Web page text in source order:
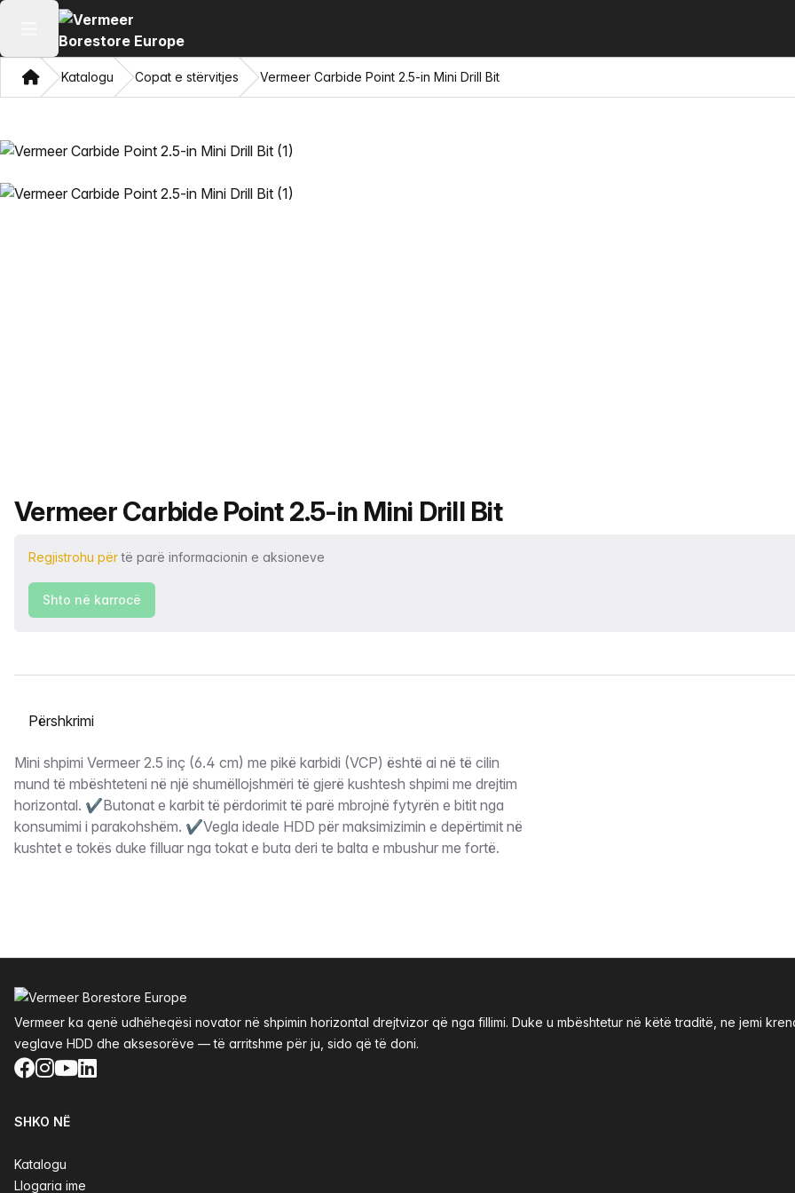
Hap menunë kryesore
ShqipKatalogu Copat e stërvitjes Vermeer Carbide Point 2.5-in Mini Drill Bit
Emri i produktit
Vermeer Carbide Point 2.5-in Mini Drill Bit
Regjistrohu përtë parë informacionin e aksioneve
Shto në karrocë
Zgjidh një skedë
Përshkrimi
Mini shpimi Vermeer 2.5 inç (6.4 cm) me pikë karbidi (VCP) është ai në të cilin
mund të mbështeteni në një shumëllojshmëri të gjerë kushtesh shpimi me drejtim
horizontal. ✔Butonat e karbit të përdorimit të parë mbrojnë fytyrën e bitit nga
konsumimi i parakohshëm. ✔Vegla ideale HDD për maksimizimin e depërtimit në
kushtet e tokës duke filluar nga tokat e buta deri te balta e mbushur me fortë.
Vermeer ka qenë udhëheqësi novator në shpimin horizontal drejtvizor që nga fillimi. Duke u mbështetur në këtë traditë, ne jemi
veglave HDD dhe aksesorëve — të arritshme për ju, sido që të doni.
Facebook
Instagram
YouTube
LinkedIn
SHKO NË
Katalogu
Llogaria ime